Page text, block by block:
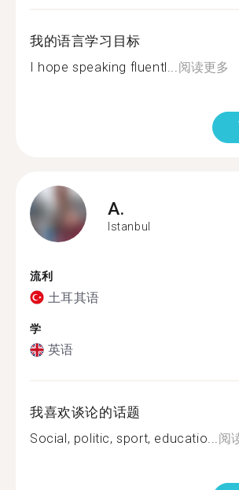
我的语言学习目标
I hope speaking fluentl...阅读更多
A.
Istanbul
流利
土耳其语
学
英语
我喜欢谈论的话题
Social, politic, sport, educatio...阅